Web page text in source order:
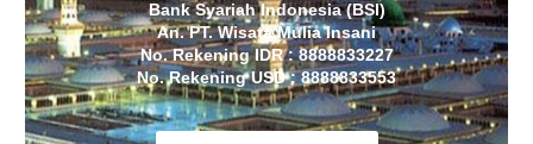
Bank Syariah Indonesia (BSI)
An. PT. Wisata Mulia Insani
No. Rekening IDR : 8888833227
No. Rekening USD : 8888833553